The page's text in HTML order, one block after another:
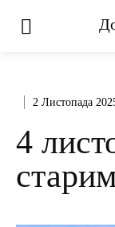
2 Листопада
4